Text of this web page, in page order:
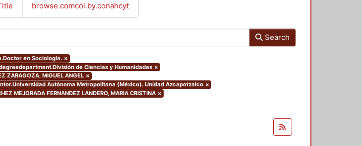
browse.comcol.by.conahcyt
Search
en Sociología. ×
de Ciencias y Humanidades ×
ZARAGOZA, MIGUEL ANGEL ×
Autónoma Metropolitana (México). Unidad Azcapotzalco ×
MEJORADA FERNANDEZ LANDERO, MARIA CRISTINA ×